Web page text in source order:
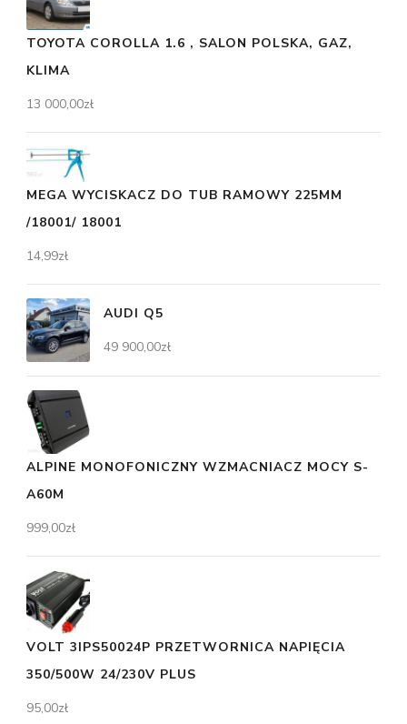
TOYOTA COROLLA 1.6 , SALON POLSKA, GAZ,
KLIMA
13 000,00zł
MEGA WYCISKACZ DO TUB RAMOWY 225MM
/18001/ 18001
14,99zł
AUDI Q5
49 900,00zł
ALPINE MONOFONICZNY WZMACNIACZ MOCY S-
A60M
999,00zł
VOLT 3IPS50024P PRZETWORNICA NAPIĘCIA
350/500W 24/230V PLUS
95,00zł